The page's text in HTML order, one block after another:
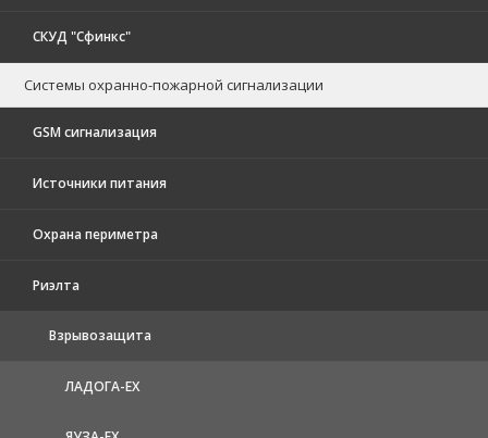
СКУД "Сфинкс"
Системы охранно-пожарной сигнализации
GSM сигнализация
Источники питания
Охрана периметра
Риэлта
Взрывозащита
ЛАДОГА-EX